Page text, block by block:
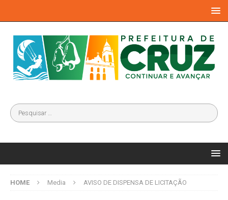
HOME Media AVISO DE DISPENSA DE LICITAÇÃO